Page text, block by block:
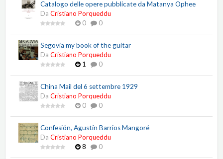
Catalogo delle opere pubblicate da Matanya Ophee
Da Cristiano Porqueddu
0
0
Segovia my book of the guitar
Da Cristiano Porqueddu
1
0
China Mail del 6 settembre 1929
Da Cristiano Porqueddu
0
0
Confesión, Agustín Barrios Mangoré
Da Cristiano Porqueddu
8
0